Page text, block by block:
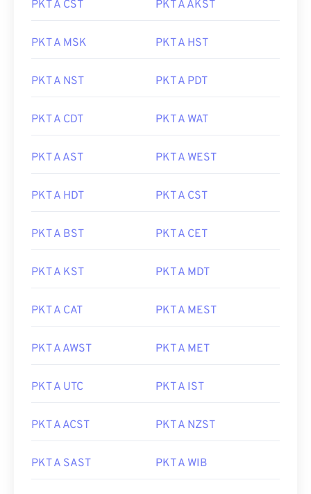
PKT A CST PKT A AKST
PKT A MSK PKT A HST
PKT A NST PKT A PDT
PKT A CDT PKT A WAT
PKT A AST PKT A WEST
PKT A HDT PKT A CST
PKT A BST PKT A CET
PKT A KST PKT A MDT
PKT A CAT PKT A MEST
PKT A AWST PKT A MET
PKT A UTC PKT A IST
PKT A ACST PKT A NZST
PKT A SAST PKT A WIB